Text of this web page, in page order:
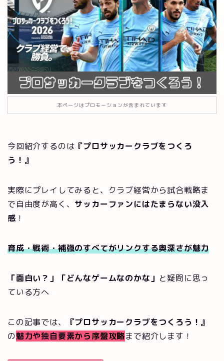
本ページはプロモーションが含まれています
今回紹介するのは 『プロサッカークラブをつくろ
う！』
実際にプレイしてみると、クラブ経営から試合戦略ま
で自由度が高く、 サッカーファンにはたまらない没入
感 ！
育成・戦術・補強のすべてがリンクする奥深さが魅力
「面白い？」「どんなゲームなのかな」 と疑問に思っ
ている方へ
この記事では、
『プロサッカークラブをつくろう！』
の魅力や独自要素から序盤攻略まで紹介します！